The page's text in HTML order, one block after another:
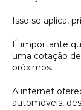
Isso se aplica,
É importante
uma cotação
próximos.
A internet
automóveis,